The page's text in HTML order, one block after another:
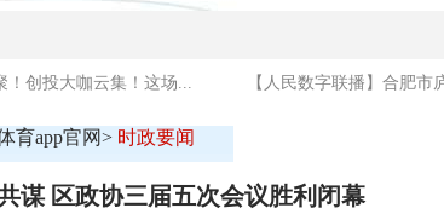
！创投大咖云集！这场... 【人民数字联播】合肥市
育app官网> 时政要闻
谋 区政协三届五次会议胜利闭幕